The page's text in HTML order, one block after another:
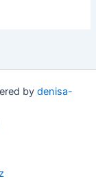
by denisa-